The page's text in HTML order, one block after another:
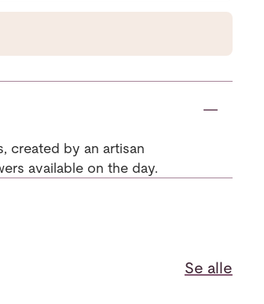
created by an artisan
available on the day.
Se alle